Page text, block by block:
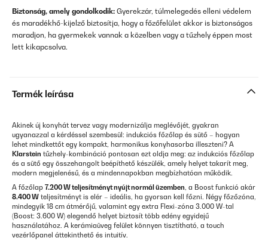
Biztonság, amely gondolkodik: Gyerekzár, túlmelegedés elleni védelem
és maradékhő-kijelző biztosítja, hogy a főzőfelület akkor is biztonságos
maradjon, ha gyermekek vannak a közelben vagy a tűzhely éppen most
lett kikapcsolva.
Termék leírása
Akinek új konyhát tervez vagy modernizálja meglévőjét, gyakran
ugyanazzal a kérdéssel szembesül: indukciós főzőlap és sütő – hogyan
lehet mindkettőt egy kompakt, harmonikus konyhasorba illeszteni? A
Klarstein tűzhely-kombináció pontosan ezt oldja meg: az indukciós főzőlap
és a sütő egy összehangolt beépíthető készülék, amely helyet takarít meg,
modern megjelenésű, és a mindennapokban megbízhatóan működik.
A főzőlap 7.200 W teljesítményt nyújt normál üzemben, a Boost funkció akár
8.400 W teljesítményt is elér – ideális, ha gyorsan kell főzni. Négy főzőzóna,
mindegyik 18 cm átmérőjű, valamint egy extra Flexi-zóna 3.000 W-tal
(Boost: 3.600 W) elegendő helyet biztosít több edény egyidejű
használatához. A kerámiaüveg felület könnyen tisztítható, a touch
vezérlőpanel áttekinthető és intuitív.